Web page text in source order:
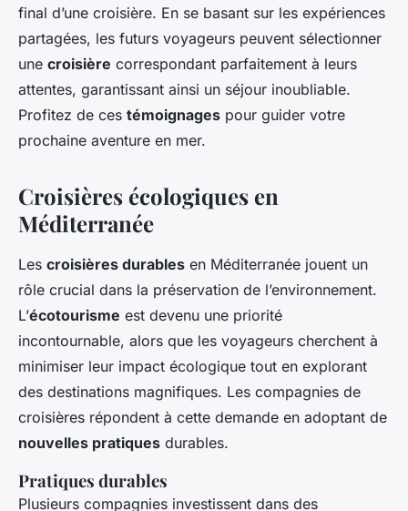
final d’une croisière. En se basant sur les expériences
partagées, les futurs voyageurs peuvent sélectionner
une croisière correspondant parfaitement à leurs
attentes, garantissant ainsi un séjour inoubliable.
Profitez de ces témoignages pour guider votre
prochaine aventure en mer.
Croisières écologiques en
Méditerranée
Les croisières durables en Méditerranée jouent un
rôle crucial dans la préservation de l’environnement.
L’écotourisme est devenu une priorité
incontournable, alors que les voyageurs cherchent à
minimiser leur impact écologique tout en explorant
des destinations magnifiques. Les compagnies de
croisières répondent à cette demande en adoptant de
nouvelles pratiques durables.
Pratiques durables
Plusieurs compagnies investissent dans des